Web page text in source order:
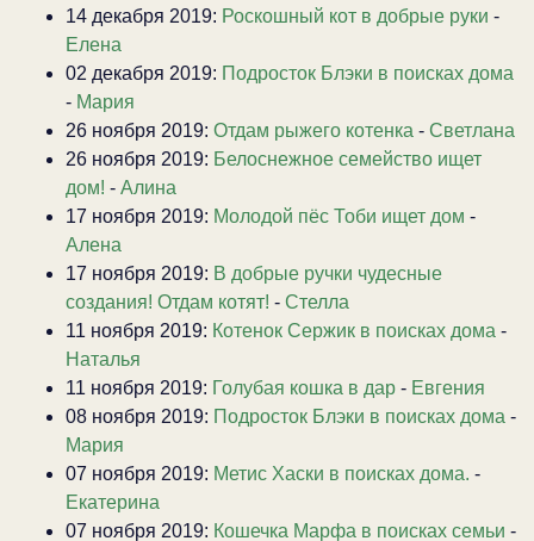
14 декабря 2019: Роскошный кот в добрые руки -
Елена
02 декабря 2019: Подросток Блэки в поисках дома
- Мария
26 ноября 2019: Отдам рыжего котенка - Светлана
26 ноября 2019: Белоснежное семейство ищет
дом! - Алина
17 ноября 2019: Молодой пёс Тоби ищет дом -
Алена
17 ноября 2019: В добрые ручки чудесные
создания! Отдам котят! - Стелла
11 ноября 2019: Котенок Сержик в поисках дома -
Наталья
11 ноября 2019: Голубая кошка в дар - Евгения
08 ноября 2019: Подросток Блэки в поисках дома -
Мария
07 ноября 2019: Метис Хаски в поисках дома. -
Екатерина
07 ноября 2019: Кошечка Марфа в поисках семьи -